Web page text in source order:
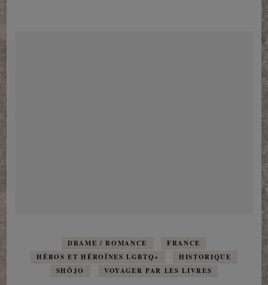
DRAME / ROMANCE
FRANCE
HÉROS ET HÉROÏNES LGBTQ+
HISTORIQUE
SHÔJO
VOYAGER PAR LES LIVRES